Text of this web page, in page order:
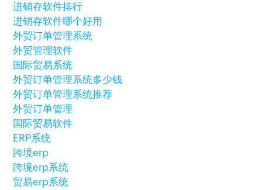
进销存软件排行
进销存软件哪个好用
外贸订单管理系统
外贸管理软件
国际贸易系统
外贸订单管理系统多少钱
外贸订单管理系统推荐
外贸订单管理
国际贸易软件
ERP系统
跨境erp
跨境erp系统
贸易erp系统